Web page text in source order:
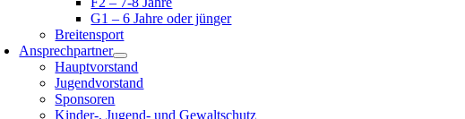
G1 – 6 Jahre oder jünger
Breitensport
Ansprechpartner
Hauptvorstand
Jugendvorstand
Sponsoren
Kinder-, Jugend- und Gewaltschutz